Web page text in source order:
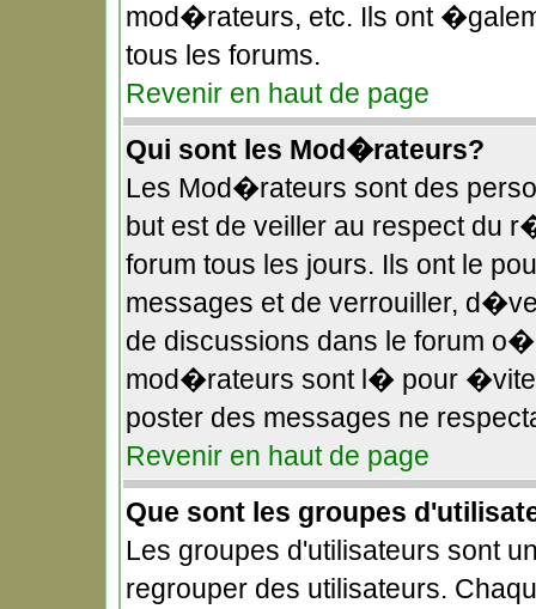
mod�rateurs, etc. Ils ont
tous les forums.
Revenir en haut de page
Qui sont les Mod�rateurs?
Les Mod�rateurs sont des
but est de veiller au respect du
forum tous les jours. Ils ont le
messages et de verrouiller,
de discussions dans le forum
mod�rateurs sont l� pour
poster des messages ne
Revenir en haut de page
Que sont les groupes
Les groupes d'utilisateurs sont
regrouper des utilisateurs.